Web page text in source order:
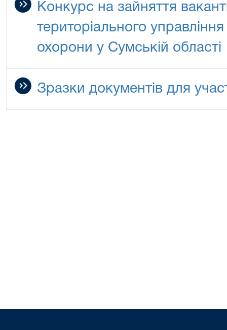
Конкурс на зайняття
територіального
охорони у Сумській області
Зразки документів для